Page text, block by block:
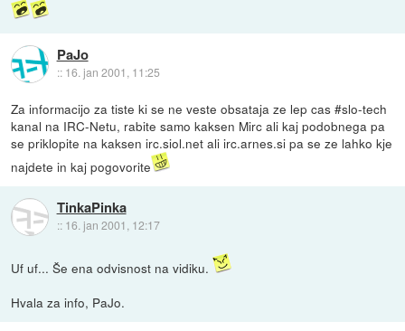
PaJo
:: 16. jan 2001, 11:25
Za informacijo za tiste ki se ne veste obsataja ze lep cas #slo-tech
kanal na IRC-Netu, rabite samo kaksen Mirc ali kaj podobnega pa
se priklopite na kaksen irc.siol.net ali irc.arnes.si pa se ze lahko kje
najdete in kaj pogovorite
TinkaPinka
:: 16. jan 2001, 12:17
Uf uf... Še ena odvisnost na vidiku.
Hvala za info, PaJo.